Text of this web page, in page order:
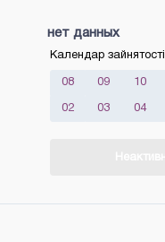
нет данных
Календар зайнятості
08 09 10
02 03 04